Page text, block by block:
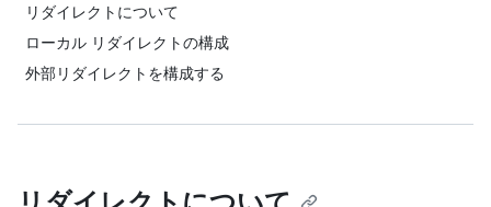
リダイレクトについて
ローカル リダイレクトの構成
外部リダイレクトを構成する